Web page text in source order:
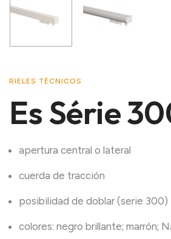
RIELES TÉCNICOS
Es Série
apertura central o lateral
cuerda de tracción
posibilidad de doblar (serie 300)
colores: negro brillante; marrón;